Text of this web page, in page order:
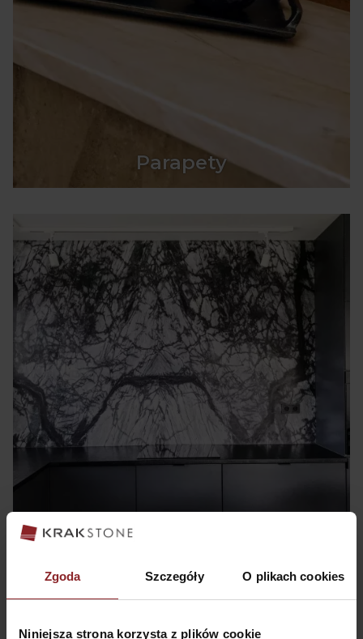
Zgoda Szczegóły O plikach cookies
Niniejsza strona korzysta z plików cookie
Parapety
Okładziny ścienne